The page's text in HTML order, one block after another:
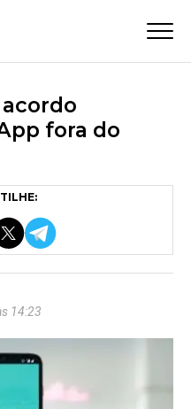
fora do
14:23